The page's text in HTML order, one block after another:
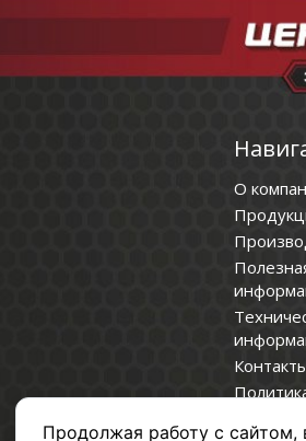
Продолжая работу с
О